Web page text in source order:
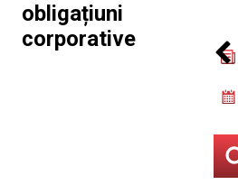
obligațiuni
corporative